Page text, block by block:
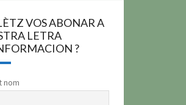
VOS ABONAR A
LETRA
?
nom